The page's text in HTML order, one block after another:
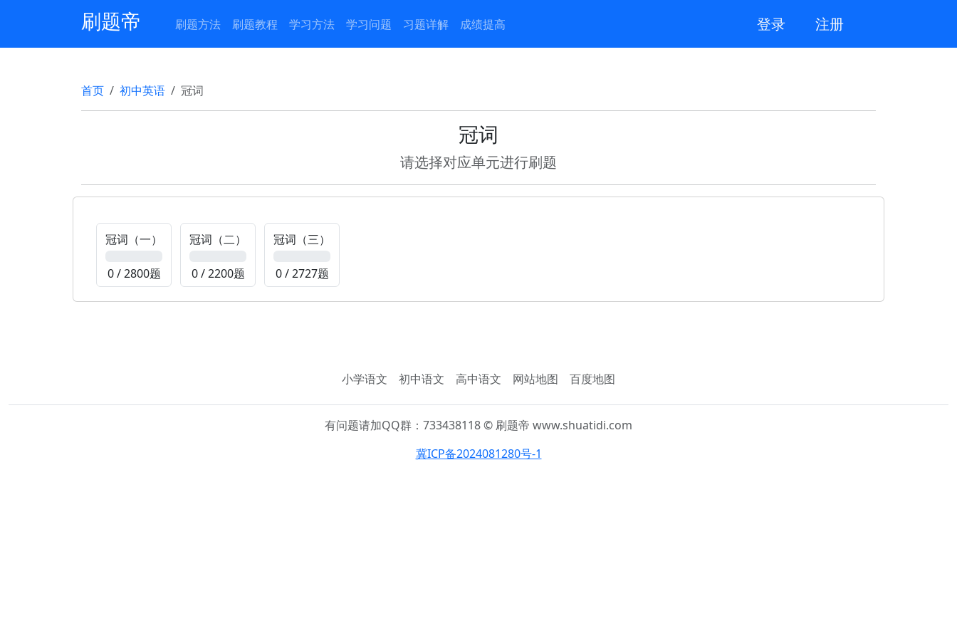
刷题帝 刷题方法 刷题教程 学习方法 学习问题 习题详解 成绩提高 登录 注册
首页 初中英语 冠词
冠词
请选择对应单元进行刷题
冠词（一）
0 / 2800题
冠词（二）
0 / 2200题
冠词（三）
0 / 2727题
小学语文 初中语文 高中语文 网站地图 百度地图
有问题请加QQ群：733438118 © 刷题帝 www.shuatidi.com
冀ICP备2024081280号-1